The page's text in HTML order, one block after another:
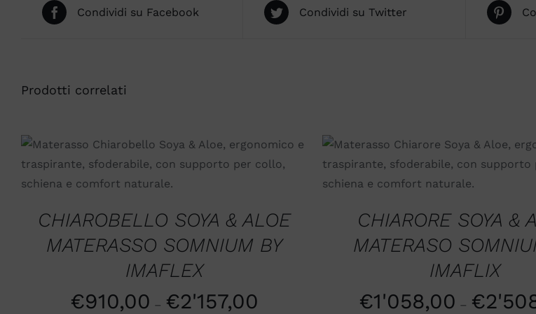
Condividi su Facebook Condividi su Twitter
Prodotti correlati
SCEGLI / QUICK VIEW
CHIAROBELLO SOYA & ALOE
MATERASSO SOMNIUM BY
IMAFLEX
€910,00 – €2'157,00
SCEGLI / QUICK VIEW
CHIARORE SOYA &
MATERASO
IMAFLIX
€1'058,00 – €